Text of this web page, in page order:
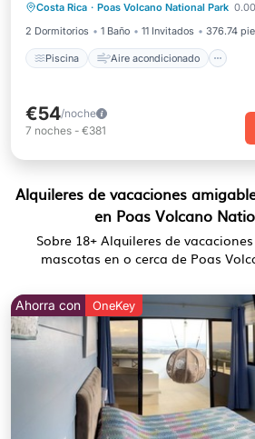
Costa Rica · Poas Volcano National Park
2 Dormitorios
1 Baño 11 Invitados 376.74
Piscina Aire acondicionado
Apto para niños
€54/noche
7 noches - €381
Alquileres de vacaciones
en Poas Volcano
Sobre 18+ Alquileres de
mascotas en o cerca de Poas
Ahorra con OneKey